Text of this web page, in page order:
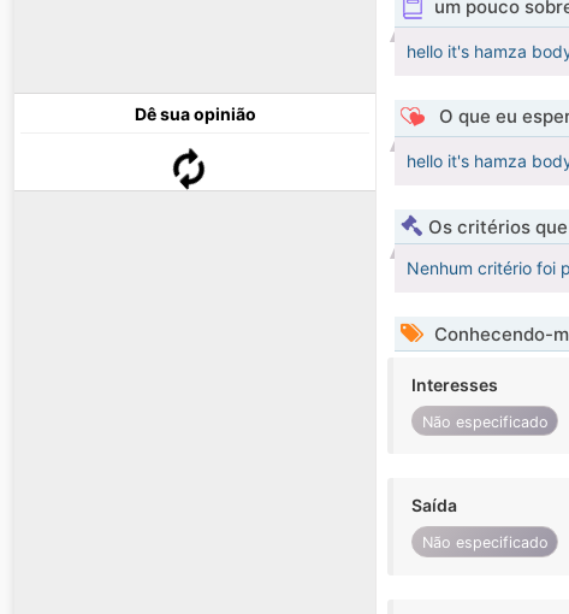
Dê sua opinião
um pouco
hello it's hamza
O que eu
hello it's hamza
Os critérios
Nenhum critério foi
Conhecendo-
Interesses
Não especificado
Saída
Não especificado